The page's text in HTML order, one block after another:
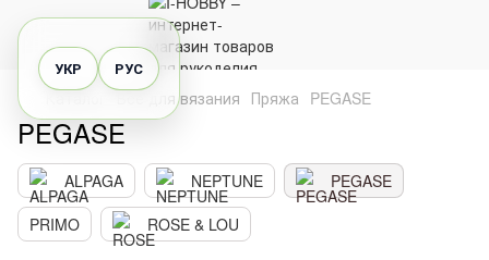
УКР РУС
Все для вязания Пряжа PEGASE
PEGASE
ALPAGA NEPTUNE
PEGASE
PRIMO
ROSE & LOU